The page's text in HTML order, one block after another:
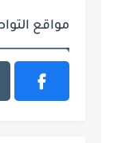
مواقع